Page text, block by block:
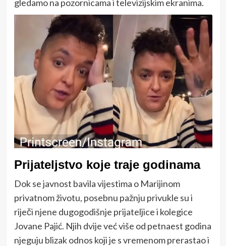
gledamo na pozornicama i televizijskim ekranima.
Prijateljstvo koje traje godinama
Dok se javnost bavila vijestima o Marijinom
privatnom životu, posebnu pažnju privukle su i
riječi njene dugogodišnje prijateljice i kolegice
Jovane Pajić. Njih dvije već više od petnaest godina
njeguju blizak odnos koji je s vremenom prerastao i